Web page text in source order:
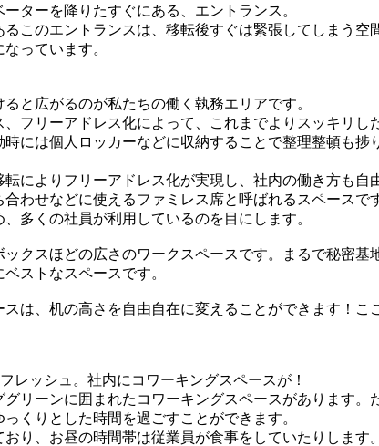
ターを降りたすぐにある、エントランス。
このエントランスは、移転後すぐは緊張してしまう空
っています。
と広がるのが私たちの働く執務エリアです。
フリーアドレス化によって、これまでよりスッキリし
には個人ロッカーなどに収納することで整理整頓も捗
によりフリーアドレス化が実現し、社内の働き方も自
わせなどに使えるファミレス席と呼ばれるスペースで
多くの社員が利用しているのを目にします。
クスほどの広さのワークスペースです。まるで秘密基
ストなスペースです。
は、机の高さを自由自在に変えることができます！こ
レッシュ。社内にコワーキングスペースが！
リーンに囲まれたコワーキングスペースがあります。
くりとした時間を過ごすことができます。
り、お昼の時間帯は従業員が食事をしていたりします。